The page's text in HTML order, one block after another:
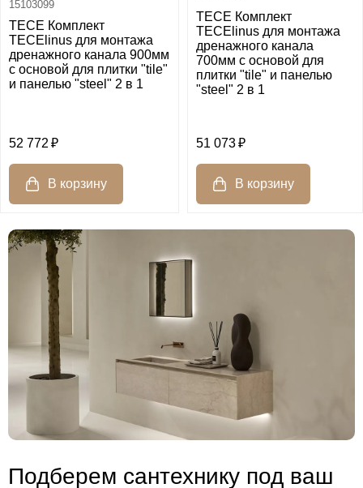
15103099
TECE Комплект
TECElinus для монтажа
дренажного канала 900мм
с основой для плитки "tile"
и панелью "steel" 2 в 1
52 772
TECE Комплект
TECElinus для монтажа
дренажного канала
700мм с основой для
плитки "tile" и панелью
"steel" 2 в 1
51 073
Подберем сантехнику под ваш